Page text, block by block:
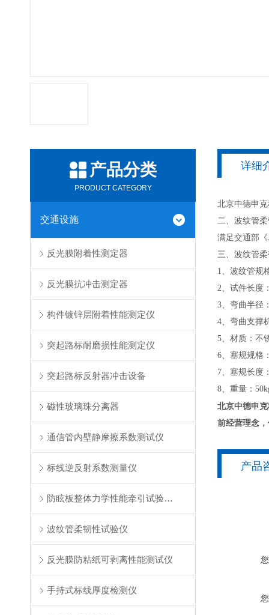
产品分类
PRODUCT CATEGORY
交通设施
反光膜附着性测定器
反光膜抗冲击测定器
构件镀锌层附着性能测定仪
突起路标耐磨损性能测定仪
突起路标反射器冲击设备
磁性玻璃珠分离器
通信管内壁静摩擦系数测试仪
标线逆反射系数测量仪
防眩板整体力学性能牵引试验装置
波纹管柔韧性试验仪
反光膜防粘纸可剥离性能测试仪
手持式标线厚度检测仪
详细
北京中德申
二、波纹管
满足交通部
三、波纹管
1、波纹管规
2、试件长度
3、弯曲半径
4、弯曲支撑
5、材质：不
6、塞规规格
7、塞规长度
8、重量：
北京中德申
前经营理念
产品